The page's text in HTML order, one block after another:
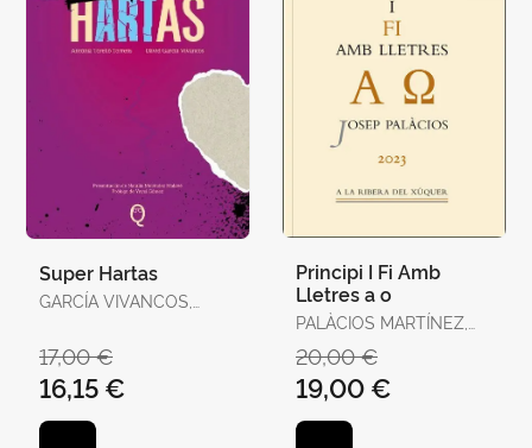
Super Hartas
GARCÍA VIVANCOS,
17,00 €
16,15 €
Principi I Fi Amb
Lletres a o
PALÀCIOS MARTÍNEZ,
20,00 €
19,00 €